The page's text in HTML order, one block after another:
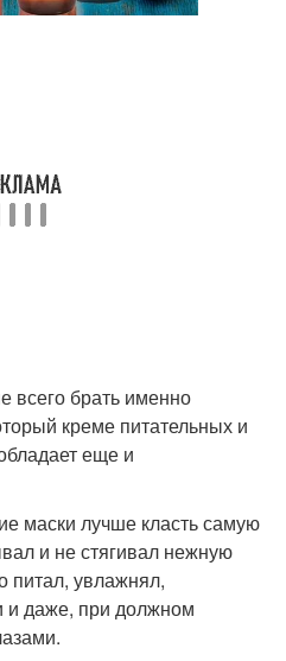
всего брать именно
креме питательных и
еще и
маски лучше класть самую
и не стягивал нежную
питал, увлажнял,
и даже, при должном